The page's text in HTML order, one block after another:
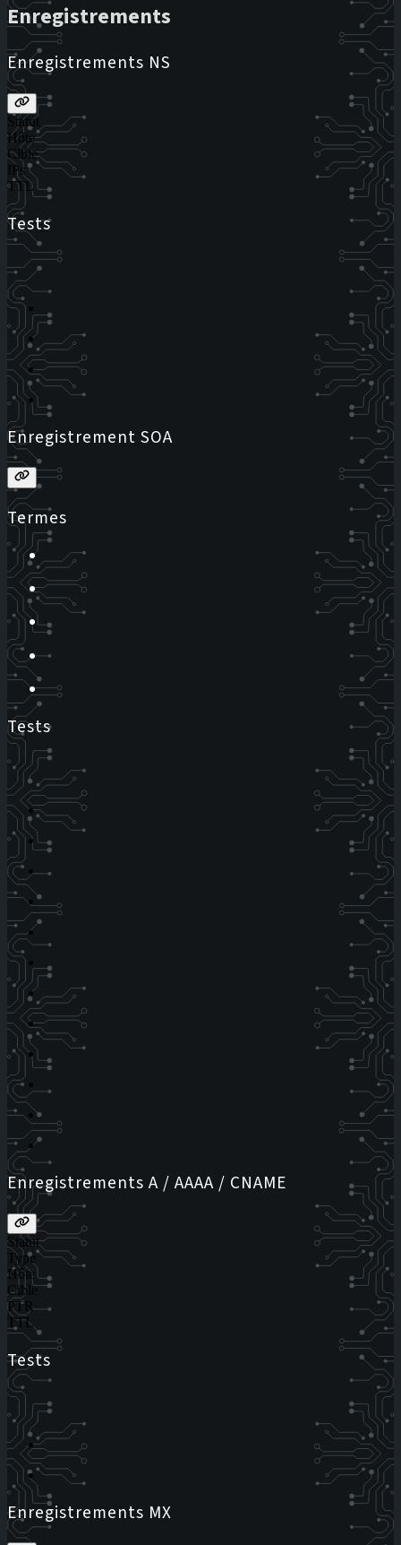
Enregistrements
Enregistrements NS
Statut
Hôte
Cible
IPs
TTL
Tests
Enregistrement SOA
Termes
Tests
Enregistrements A / AAAA / CNAME
Statut
Type
Hôte
Cible
PTR
TTL
Tests
Enregistrements MX